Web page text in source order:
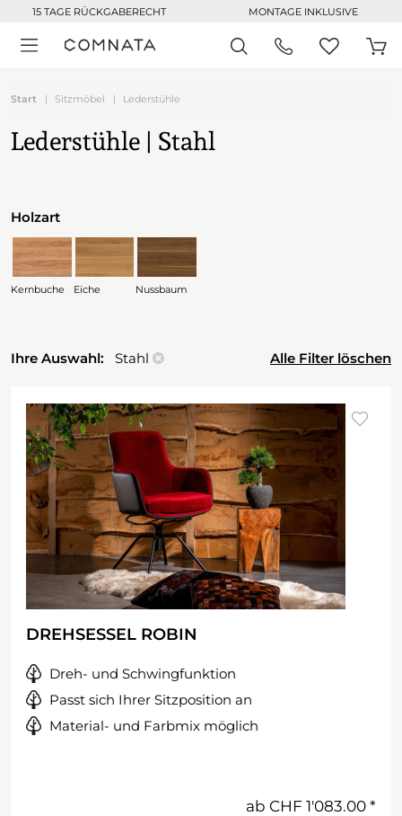
15 TAGE RÜCKGABERECHT MONTAGE INKLUSIVE
Start Sitzmöbel Lederstühle
Lederstühle | Stahl
Holzart
Kernbuche Eiche Nussbaum
Ihre Auswahl: Stahl Alle Filter löschen
DREHSESSEL ROBIN
Dreh- und Schwingfunktion
Passt sich Ihrer Sitzposition an
Material- und Farbmix möglich
ab CHF 1'083.00